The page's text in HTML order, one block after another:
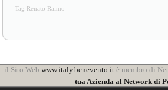
Tag Renato Raimo
il Sito Web www.italy.benevento.itè membro di
tua Azienda al Network di